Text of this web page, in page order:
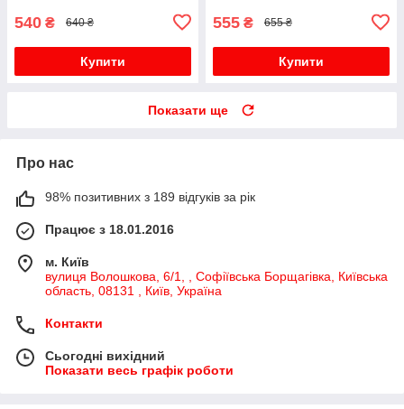
540 ₴ 640 ₴
Купити
555 ₴ 655 ₴
Купити
Показати ще
Про нас
98% позитивних з 189 відгуків за рік
Працює з 18.01.2016
м. Київ
вулиця Волошкова, 6/1, , Софіївська Борщагівка, Київська
область, 08131 , Київ, Україна
Контакти
Сьогодні вихідний
Показати весь графік роботи